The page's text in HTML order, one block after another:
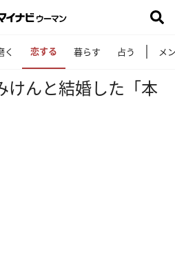
く 恋する 暮らす 占う メ
けんと結婚した「本